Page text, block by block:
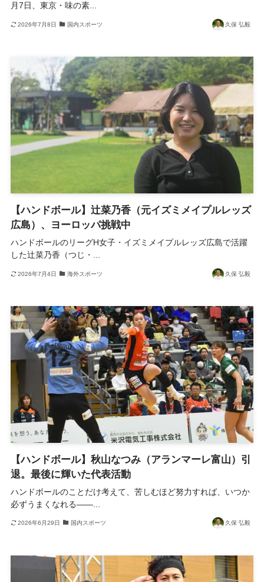
月7日、東京・味の素...
2026年7月8日 国内スポーツ 久保 弘毅
【ハンドボール】辻菜乃香（元イズミメイプルレッズ
広島）、ヨーロッパ挑戦中
ハンドボールのリーグH女子・イズミメイプルレッズ広島で活躍
した辻菜乃香（つじ・...
2026年7月4日 海外スポーツ 久保 弘毅
【ハンドボール】秋山なつみ（アランマーレ富山）引
退。最後に輝いた代表活動
ハンドボールのことだけ考えて、苦しむほど努力すれば、いつか
必ずうまくなれる――...
2026年6月29日 国内スポーツ 久保 弘毅